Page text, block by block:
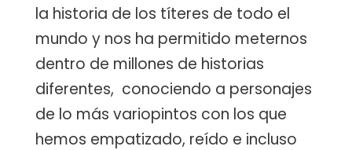
la historia de los títeres de todo el
mundo y nos ha permitido meternos
dentro de millones de historias
diferentes, conociendo a personajes
de lo más variopintos con los que
hemos empatizado, reído e incluso